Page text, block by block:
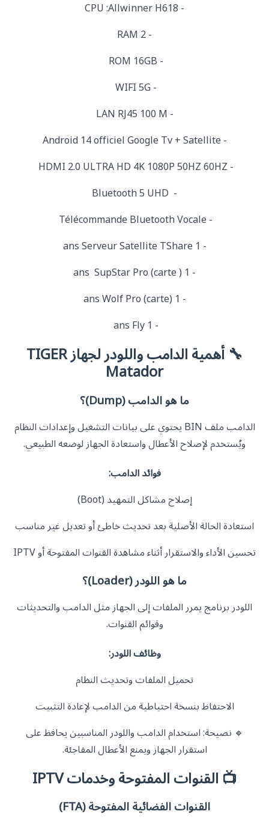
- CPU :Allwinner H618
- RAM 2
- ROM 16GB
- WIFI 5G
- LAN RJ45 100 M
- Android 14 officiel Google Tv + Satellite
- HDMI 2.0 ULTRA HD 4K 1080P 50HZ 60HZ
- Bluetooth 5 UHD
- Télécommande Bluetooth Vocale
- 1 ans Serveur Satellite TShare
- 1 ans SupStar Pro (carte )
- 1 ans Wolf Pro (carte)
- 1 ans Fly
🔧 أهمية الدامب واللودر لجهاز TIGER
Matador
ما هو الدامب (Dump)؟
الدامب ملف BIN يحتوي على بيانات التشغيل وإعدادات النظام
ويُستخدم لإصلاح الأعطال واستعادة الجهاز لوضعه الطبيعي.
فوائد الدامب:
إصلاح مشاكل التمهيد (Boot)
استعادة الحالة الأصلية بعد تحديث خاطئ أو تعديل غير مناسب
تحسين الأداء والاستقرار أثناء مشاهدة القنوات المفتوحة أو IPTV
ما هو اللودر (Loader)؟
اللودر برنامج يمرر الملفات إلى الجهاز مثل الدامب والتحديثات
وقوائم القنوات.
وظائف اللودر:
تحميل الملفات وتحديث النظام
الاحتفاظ بنسخة احتياطية من الدامب لإعادة التثبيت
🔹 نصيحة: استخدام الدامب واللودر المناسبين يحافظ على
استقرار الجهاز ويمنع الأعطال المفاجئة.
📺 القنوات المفتوحة وخدمات IPTV
القنوات الفضائية المفتوحة (FTA)